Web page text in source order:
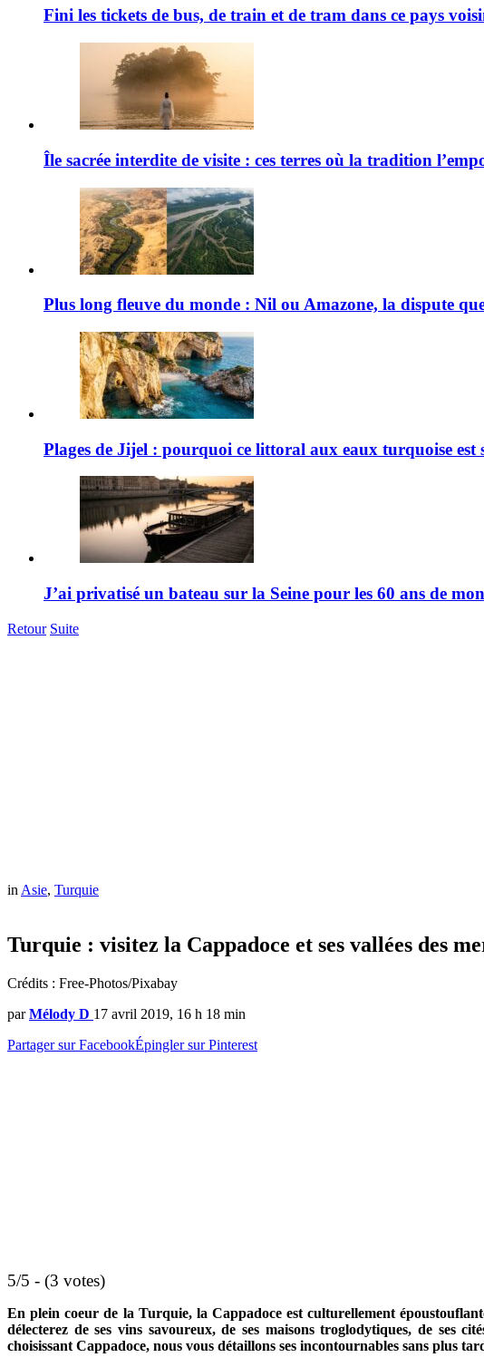
Fini les tickets de bus, de train et de tram dans ce pays
Île sacrée interdite de visite : ces terres où la tradition
Plus long fleuve du monde : Nil ou Amazone, la dispute
Plages de Jijel : pourquoi ce littoral aux eaux turquoise est
J’ai privatisé un bateau sur la Seine pour les 60 ans de
Retour Suite
in Asie, Turquie
Turquie : visitez la Cappadoce et ses vallées des
Crédits : Free-Photos/Pixabay
par Mélody D 17 avril 2019, 16 h 18 min
Partager sur FacebookÉpingler sur Pinterest
5/5 - (3 votes)
En plein coeur de la Turquie, la Cappadoce est culturellement
délecterez de ses vins savoureux, de ses maisons troglodytiques, de ses
choisissant Cappadoce, nous vous détaillons ses incontournables sans plus